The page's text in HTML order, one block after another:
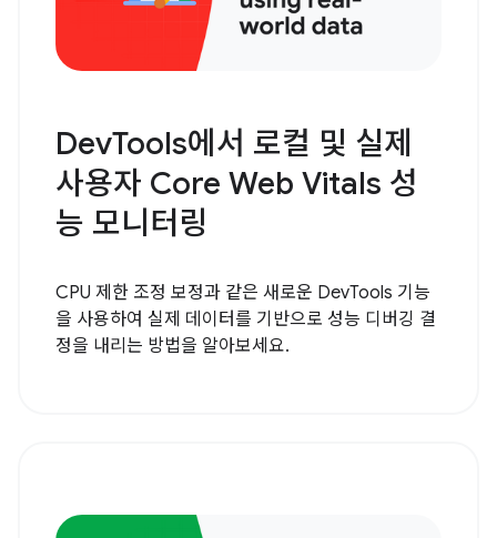
DevTools에서 로컬 및 실제
사용자 Core Web Vitals 성
능 모니터링
CPU 제한 조정 보정과 같은 새로운 DevTools 기능
을 사용하여 실제 데이터를 기반으로 성능 디버깅 결
정을 내리는 방법을 알아보세요.